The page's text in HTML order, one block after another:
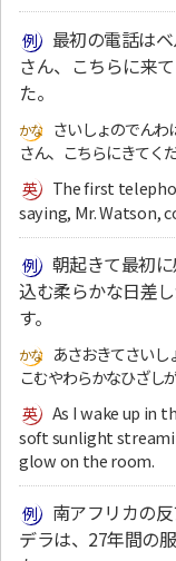
最初の電話は
さん、こちらに来
た。
さいしょのでんわ
さん、こちらにきてく
The first
saying, Mr. Watson,
朝起きて最初
込む柔らかな日差
す。
あさおきてさい
こむやわらかなひざし
As I wake up in
soft sunlight
glow on the room.
南アフリカの
デラは、27年間の